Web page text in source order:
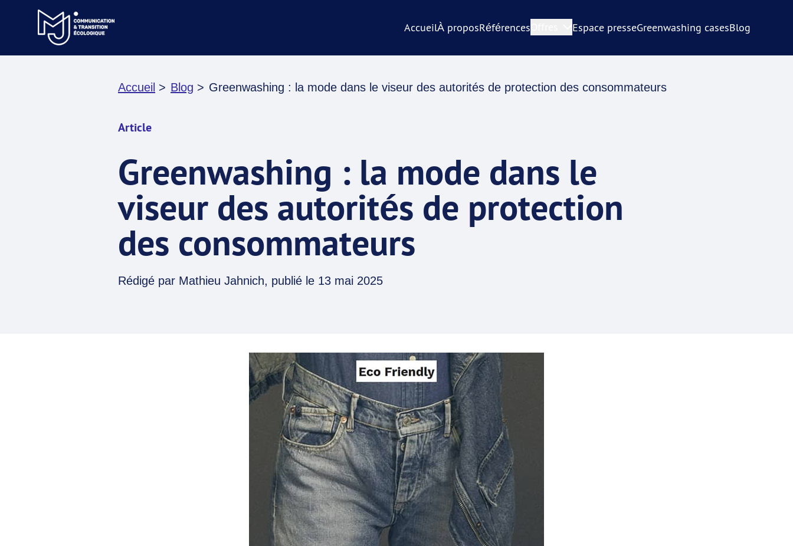
AccueilÀ proposRéférences Espace presseGreenwashing casesBlog
Accueil > Blog > Greenwashing : la mode dans le viseur des autorités de protection des consommateurs
Article
Greenwashing : la mode dans le
viseur des autorités de protection
des consommateurs
Rédigé par Mathieu Jahnich, publié le 13 mai 2025